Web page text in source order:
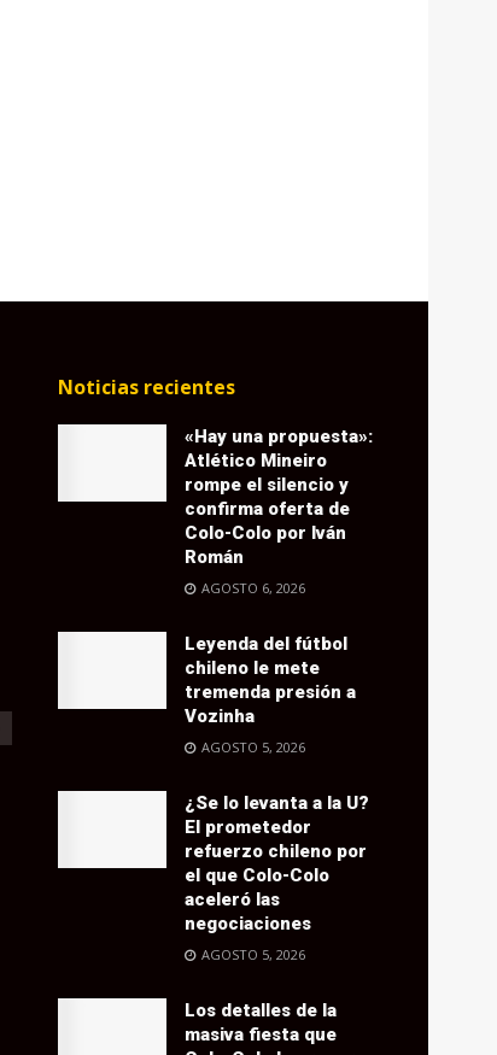
Noticias recientes
«Hay una propuesta»:
Atlético Mineiro
rompe el silencio y
confirma oferta de
Colo-Colo por Iván
Román
AGOSTO 6, 2026
Leyenda del fútbol
chileno le mete
tremenda presión a
Vozinha
AGOSTO 5, 2026
¿Se lo levanta a la U?
El prometedor
refuerzo chileno por
el que Colo-Colo
aceleró las
negociaciones
AGOSTO 5, 2026
Los detalles de la
masiva fiesta que